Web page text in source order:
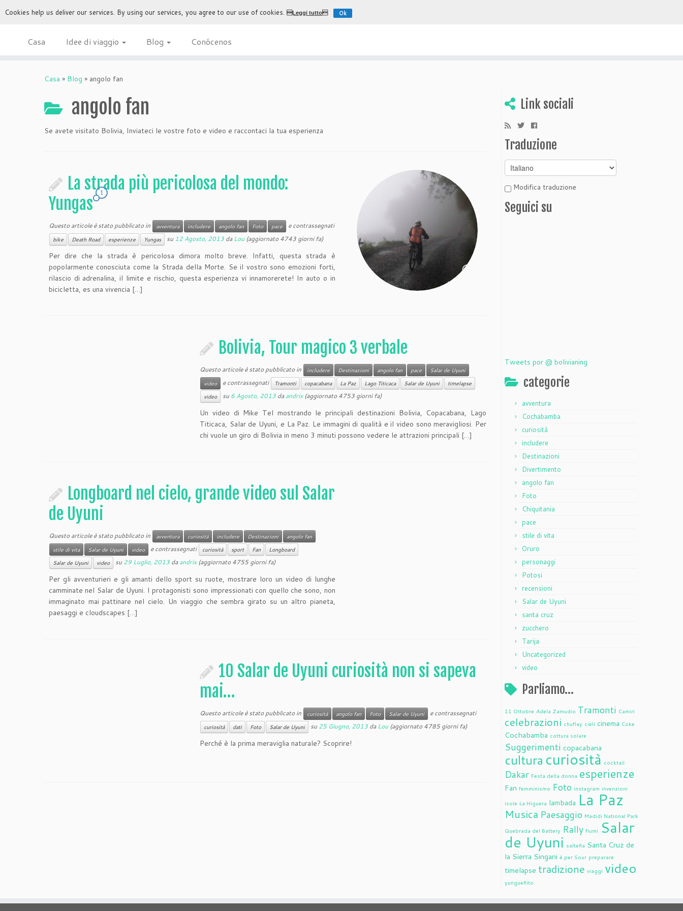
Casa Idee di viaggio Blog Conócenos
Casa » Blog » angolo fan
angolo fan
Se avete visitato Bolivia, Inviateci le vostre foto e video e raccontaci la tua esperienza
La strada più pericolosa del mondo:
Yungas
1
Questo articole è stato pubblicato in avventura includere angolo fan Foto pace e contrassegnati
bike Death Road esperienze Yungas su12 Agosto, 2013 daLou(aggiornato 4743 giorni fa)
Per dire che la strada è pericolosa dimora molto breve. Infatti, questa strada è
popolarmente conosciuta come la Strada della Morte. Se il vostro sono emozioni forti,
rilascio di adrenalina, il limite e rischio, questa esperienza vi innamorerete! In auto o in
bicicletta, es una vivencia […]
Bolivia, Tour magico 3 verbale
Questo articole è stato pubblicato in includere Destinazioni angolo fan pace
Salar de Uyuni
video
e contrassegnati Tramonti copacabana La Paz Lago Titicaca Salar de Uyuni
timelapse
video
su6 Agosto, 2013 daandrix(aggiornato 4753 giorni fa)
Un video di Mike Tel mostrando le principali destinazioni Bolivia, Copacabana, Lago
Titicaca, Salar de Uyuni, e La Paz. Le immagini di qualità e il video sono meravigliosi. Per
chi vuole un giro di Bolivia in meno 3 minuti possono vedere le attrazioni principali […]
Longboard nel cielo, grande video sul Salar
de Uyuni
Questo articole è stato pubblicato in avventura curiosità includere Destinazioni
angolo fan
stile di vita
Salar de Uyuni video e contrassegnati curiosità sport Fan
Longboard
Salar de Uyuni
video su29 Luglio, 2013 daandrix(aggiornato 4755 giorni fa)
Per gli avventurieri e gli amanti dello sport su ruote, mostrare loro un video di lunghe
camminate nel Salar de Uyuni. I protagonisti sono impressionati con quello che sono, non
immaginato mai pattinare nel cielo. Un viaggio che sembra girato su un altro pianeta,
paesaggi e cloudscapes […]
10 Salar de Uyuni curiosità non si sapeva
mai…
Questo articole è stato pubblicato in curiosità angolo fan Foto Salar de Uyuni e contrassegnati
curiosità dati Foto Salar de Uyuni su25 Giugno, 2013 daLou(aggiornato 4785 giorni fa)
Perché è la prima meraviglia naturale? Scoprire!
Link sociali
Traduzione
Modifica traduzione
Seguici su
Tweets por @ bolivianing
categorie
avventura
Cochabamba
curiosità
includere
Destinazioni
Divertimento
angolo fan
Foto
Chiquitania
pace
stile di vita
Oruro
personaggi
Potosi
recensioni
Salar de Uyuni
santa cruz
zucchero
Tarija
Uncategorized
video
Parliamo…
11 Ottobre Adela Zamudio Tramonti Camiri
celebrazioni chuflay cieli cinema Coke
Cochabamba cottura solare
Suggerimenti copacabana
cultura curiosità cocktail
Dakar Festa della donna esperienze
Fan femminismo Foto instagram invenzioni
isole La Higuera lambada La Paz
Musica Paesaggio Madidi National Park
Quebrada del Battery Rally fiumi Salar
de Uyuni salteña Santa Cruz de
la Sierra Singani è per Sour preparare
timelapse tradizione viaggi video
yungueñito
Cookies help us deliver our services. By using our services, you agree to our use of cookies.Leggi tutto Ok